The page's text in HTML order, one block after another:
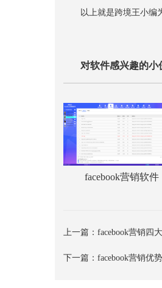
以上就是跨境王小编为
对软件感兴趣的
facebook营销软件
上一篇：facebook营销四
下一篇：facebook营销优